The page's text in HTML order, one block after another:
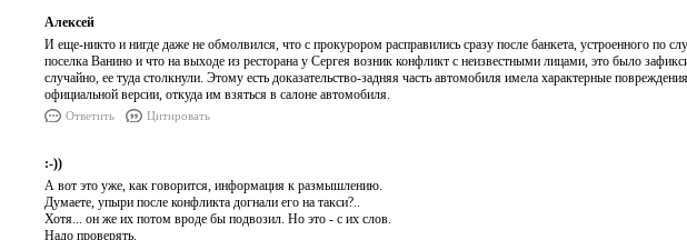
Алексей
И еще-никто и нигде даже не обмолвился, что с прокурором расправились сразу после банкета, устроенного по
поселка Ванино и что на выходе из ресторана у Сергея возник конфликт с неизвестными лицами, это было
случайно, ее туда столкнули. Этому есть доказательство-задняя часть автомобиля имела характерные
официальной версии, откуда им взяться в салоне автомобиля.
Ответить Цитировать
:-))
А вот это уже, как говорится, информация к размышлению.
Думаете, упыри после конфликта догнали его на такси?..
Хотя... он же их потом вроде бы подвозил. Но это - с их слов.
Надо проверять.